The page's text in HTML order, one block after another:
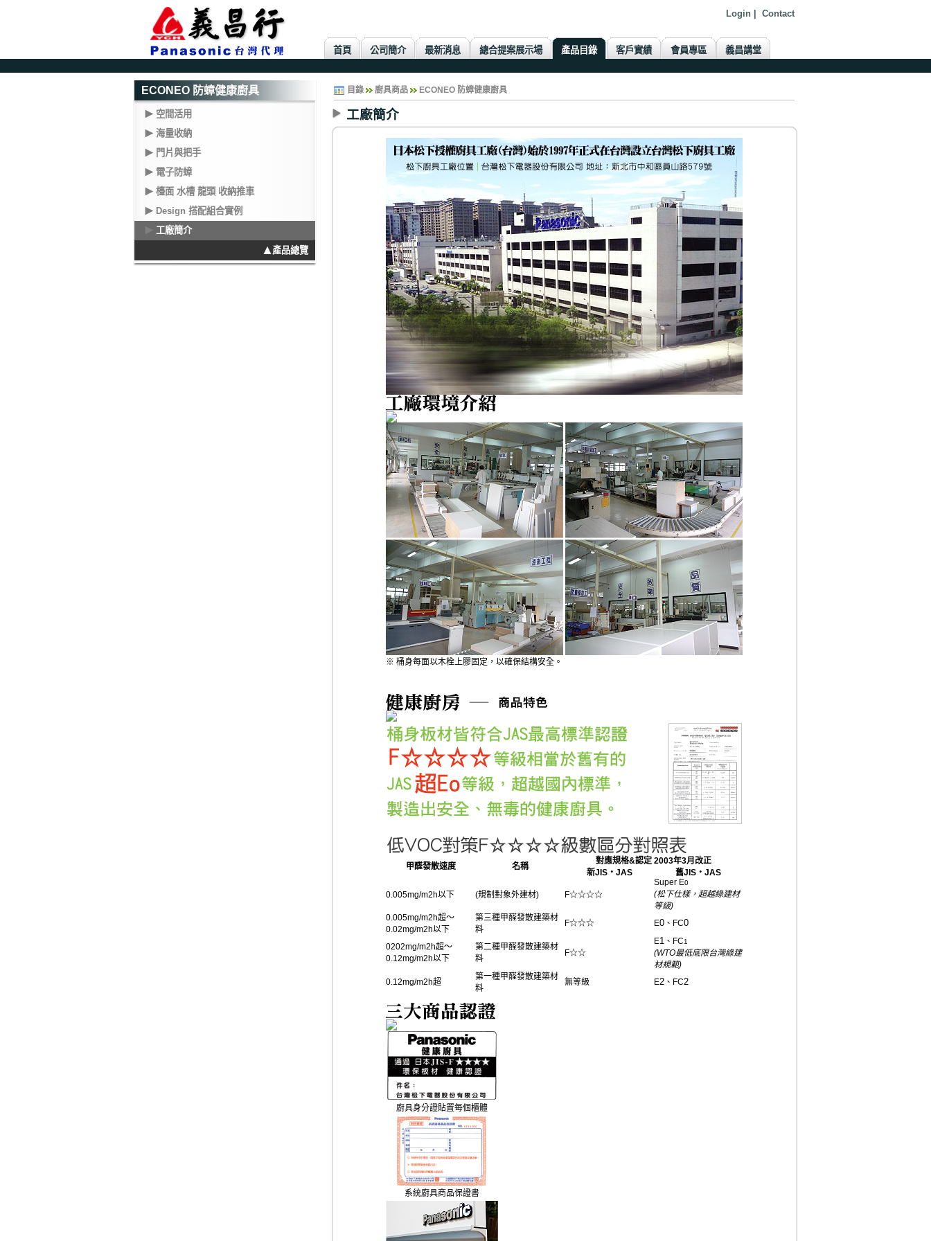
Login Contact
首頁 公司簡介 最新消息 總合提案展示場 產品目錄 客戶實績 會員專區 義昌講堂
ECONEO 防蟑健康廚具
空間活用
海量收納
門片與把手
電子防蟑
檯面 水槽 龍頭 收納推車
Design 搭配組合實例
工廠簡介
產品總覽
目錄 廚具商品 ECONEO 防蟑健康廚具
工廠簡介
※ 桶身每面以木栓上膠固定，以確保結構安全。
甲醛發散速度 名稱
對應規格&認定 2003年3月改正
新JIS‧JAS
舊JIS‧JAS
0.005mg/m2h以下 (規制對象外建材) F☆☆☆☆
Super E0
(松下仕樣，超越綠建材
等級)
0.005mg/m2h超〜
0.02mg/m2h以下
第三種甲醛發散建築材
料
F☆☆☆ E0 、FC0
0202mg/m2h超〜
0.12mg/m2h以下
第二種甲醛發散建築材
料
F☆☆
E1 、FC1
(WTO最低底限台灣綠建
材規範)
0.12mg/m2h超
第一種甲醛發散建築材
料
無等級 E2 、FC2
廚具身分證貼置每個櫃體
系統廚具商品保證書